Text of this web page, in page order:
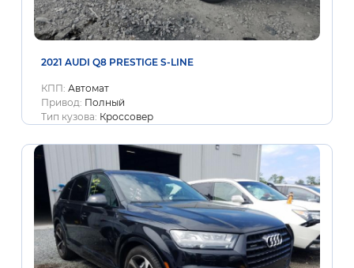
2021 AUDI Q8 PRESTIGE S-LINE
КПП: Автомат
Привод: Полный
Тип кузова: Кроссовер